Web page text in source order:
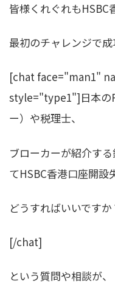
皆様くれぐれもHSBC
最初のチャレンジで成
[chat face="man1"
style="type1"]日本の
ー）や税理士、
ブローカーが紹介す
てHSBC香港口座開設
どうすればいいですか
[/chat]
という質問や相談が、